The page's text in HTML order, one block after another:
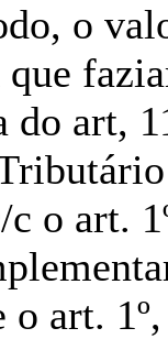
o
que
do art,
o art.
o art.